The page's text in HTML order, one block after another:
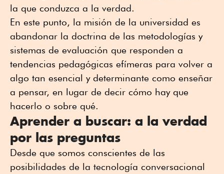
la que conduzca a la verdad.
En este punto, la misión de la universidad es
abandonar la doctrina de las metodologías y
sistemas de evaluación que responden a
tendencias pedagógicas efímeras para volver a
algo tan esencial y determinante como enseñar
a pensar, en lugar de decir cómo hay que
hacerlo o sobre qué.
Aprender a buscar: a la verdad
por las preguntas
Desde que somos conscientes de las
posibilidades de la tecnología conversacional